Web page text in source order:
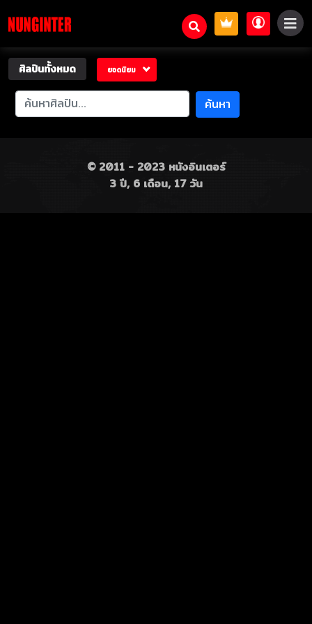
ศิลปินทั้งหมด ยอดนิยม
ค้นหา
© 2011 - 2023 หนังอินเตอร์
3 ปี, 6 เดือน, 17 วัน